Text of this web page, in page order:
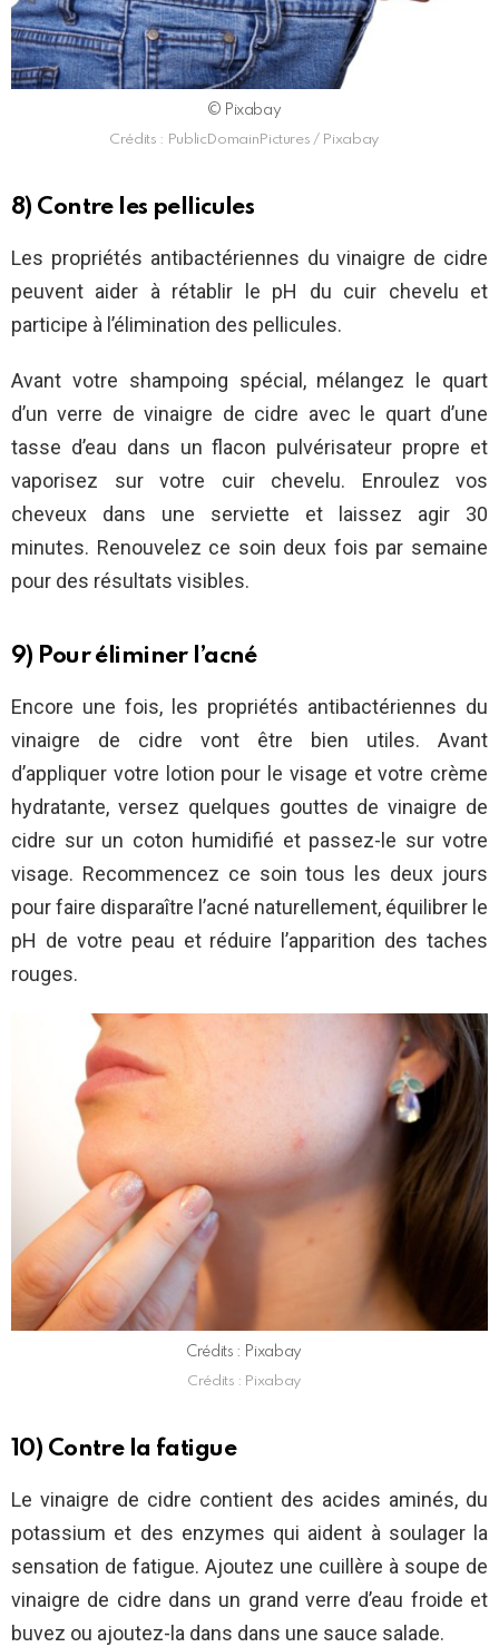
© Pixabay
Crédits : PublicDomainPictures / Pixabay
8) Contre les pellicules
Les propriétés antibactériennes du vinaigre de cidre
peuvent aider à rétablir le pH du cuir chevelu et
participe à l’élimination des pellicules.
Avant votre shampoing spécial, mélangez le quart
d’un verre de vinaigre de cidre avec le quart d’une
tasse d’eau dans un flacon pulvérisateur propre et
vaporisez sur votre cuir chevelu. Enroulez vos
cheveux dans une serviette et laissez agir 30
minutes. Renouvelez ce soin deux fois par semaine
pour des résultats visibles.
9) Pour éliminer l’acné
Encore une fois, les propriétés antibactériennes du
vinaigre de cidre vont être bien utiles. Avant
d’appliquer votre lotion pour le visage et votre crème
hydratante, versez quelques gouttes de vinaigre de
cidre sur un coton humidifié et passez-le sur votre
visage. Recommencez ce soin tous les deux jours
pour faire disparaître l’acné naturellement, équilibrer le
pH de votre peau et réduire l’apparition des taches
rouges.
Crédits : Pixabay
Crédits : Pixabay
10) Contre la fatigue
Le vinaigre de cidre contient des acides aminés, du
potassium et des enzymes qui aident à soulager la
sensation de fatigue. Ajoutez une cuillère à soupe de
vinaigre de cidre dans un grand verre d’eau froide et
buvez ou ajoutez-la dans dans une sauce salade.